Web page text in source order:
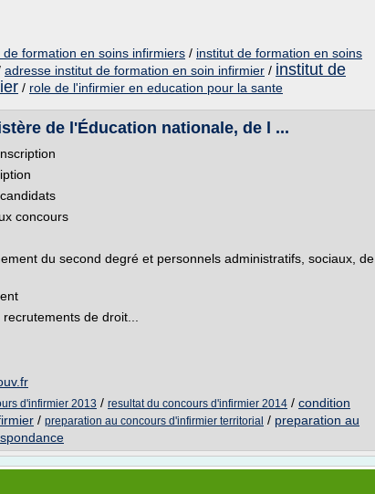
de formation en soins infirmiers / institut de formation en soins
adresse institut de formation en soin infirmier / institut de
/ role de l'infirmier en education pour la sante
de l'Éducation nationale, de l ...
concours
du second degré et personnels administratifs, sociaux, de
de droit...
d'infirmier 2013 / resultat du concours d'infirmier 2014 / condition
/ preparation au concours d'infirmier territorial / preparation au